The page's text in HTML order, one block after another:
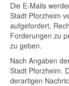
Die E-Mails
Stadt Pforzheim
aufgefordert,
Forderungen zu
zu geben.
Nach Angaben
Stadt Pforzheim.
derartigen